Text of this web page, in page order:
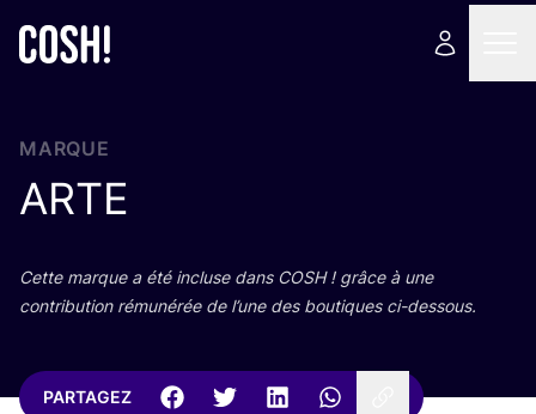
MARQUE
ARTE
Cette marque a été incluse dans COSH! grâce à une
contri­bu­tion rému­né­rée de l’une des bou­tiques ci-dessous.
PARTAGEZ